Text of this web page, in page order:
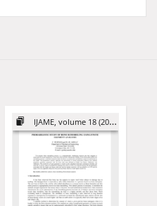
IJAME, volume 18 (2013)